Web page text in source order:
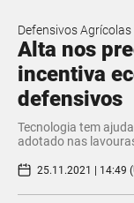
Defensivos Agrícolas
Alta nos
incentiva
defensivos
Tecnologia tem
adotado nas
25.11.2021 | 14:49